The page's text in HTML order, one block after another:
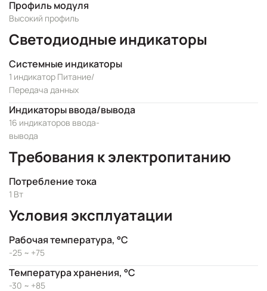
Профиль модуля
Высокий профиль
Светодиодные индикаторы
Системные индикаторы
1 индикатор Питание/
Передача данных
Индикаторы ввода/вывода
16 индикаторов ввода-
вывода
Требования к электропитанию
Потребление тока
1 Вт
Условия эксплуатации
Рабочая температура, °C
-25 ~ +75
Температура хранения, °C
-30 ~ +85